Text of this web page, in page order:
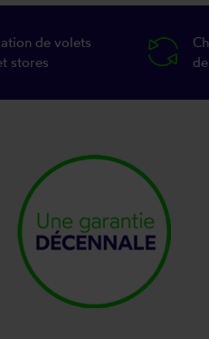
de volets
stores